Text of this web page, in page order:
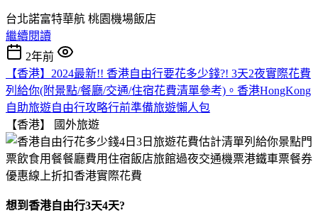
台北諾富特華航 桃園機場飯店
繼續閱讀
2年前
【香港】2024最新!! 香港自由行要花多少錢?! 3天2夜實際花費
列給你(附景點/餐廳/交通/住宿花費清單參考)。香港HongKong
自助旅遊自由行攻略行前準備旅遊懶人包
【香港】
國外旅遊
想到香港自由行3天4天?